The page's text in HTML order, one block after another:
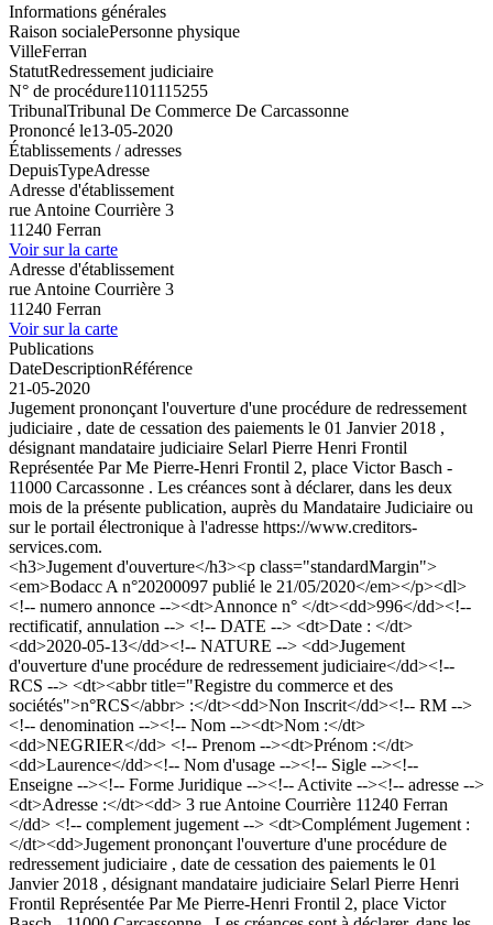
Informations générales
Raison socialePersonne physique
VilleFerran
StatutRedressement judiciaire
N° de procédure1101115255
TribunalTribunal De Commerce De Carcassonne
Prononcé le13-05-2020
Établissements / adresses
DepuisTypeAdresse
Adresse d'établissement
rue Antoine Courrière 3
11240 Ferran
Voir sur la carte
Adresse d'établissement
rue Antoine Courrière 3
11240 Ferran
Voir sur la carte
Publications
DateDescriptionRéférence
21-05-2020
Jugement prononçant l'ouverture d'une procédure de redressement
judiciaire , date de cessation des paiements le 01 Janvier 2018 ,
désignant mandataire judiciaire Selarl Pierre Henri Frontil
Représentée Par Me Pierre-Henri Frontil 2, place Victor Basch -
11000 Carcassonne . Les créances sont à déclarer, dans les deux
mois de la présente publication, auprès du Mandataire Judiciaire ou
sur le portail électronique à l'adresse https://www.creditors-
services.com.
<h3>Jugement d'ouverture</h3><p class="standardMargin">
<em>Bodacc A n°20200097 publié le 21/05/2020</em></p><dl>
<!-- numero annonce --><dt>Annonce n° </dt><dd>996</dd><!--
rectificatif, annulation --> <!-- DATE --> <dt>Date : </dt>
<dd>2020-05-13</dd><!-- NATURE --> <dd>Jugement
d'ouverture d'une procédure de redressement judiciaire</dd><!--
RCS --> <dt><abbr title="Registre du commerce et des
sociétés">n°RCS</abbr> :</dt><dd>Non Inscrit</dd><!-- RM -->
<!-- denomination --><!-- Nom --><dt>Nom :</dt>
<dd>NEGRIER</dd> <!-- Prenom --><dt>Prénom :</dt>
<dd>Laurence</dd><!-- Nom d'usage --><!-- Sigle --><!--
Enseigne --><!-- Forme Juridique --><!-- Activite --><!-- adresse -->
<dt>Adresse :</dt><dd> 3 rue Antoine Courrière 11240 Ferran
</dd> <!-- complement jugement --> <dt>Complément Jugement :
</dt><dd>Jugement prononçant l'ouverture d'une procédure de
redressement judiciaire , date de cessation des paiements le 01
Janvier 2018 , désignant mandataire judiciaire Selarl Pierre Henri
Frontil Représentée Par Me Pierre-Henri Frontil 2, place Victor